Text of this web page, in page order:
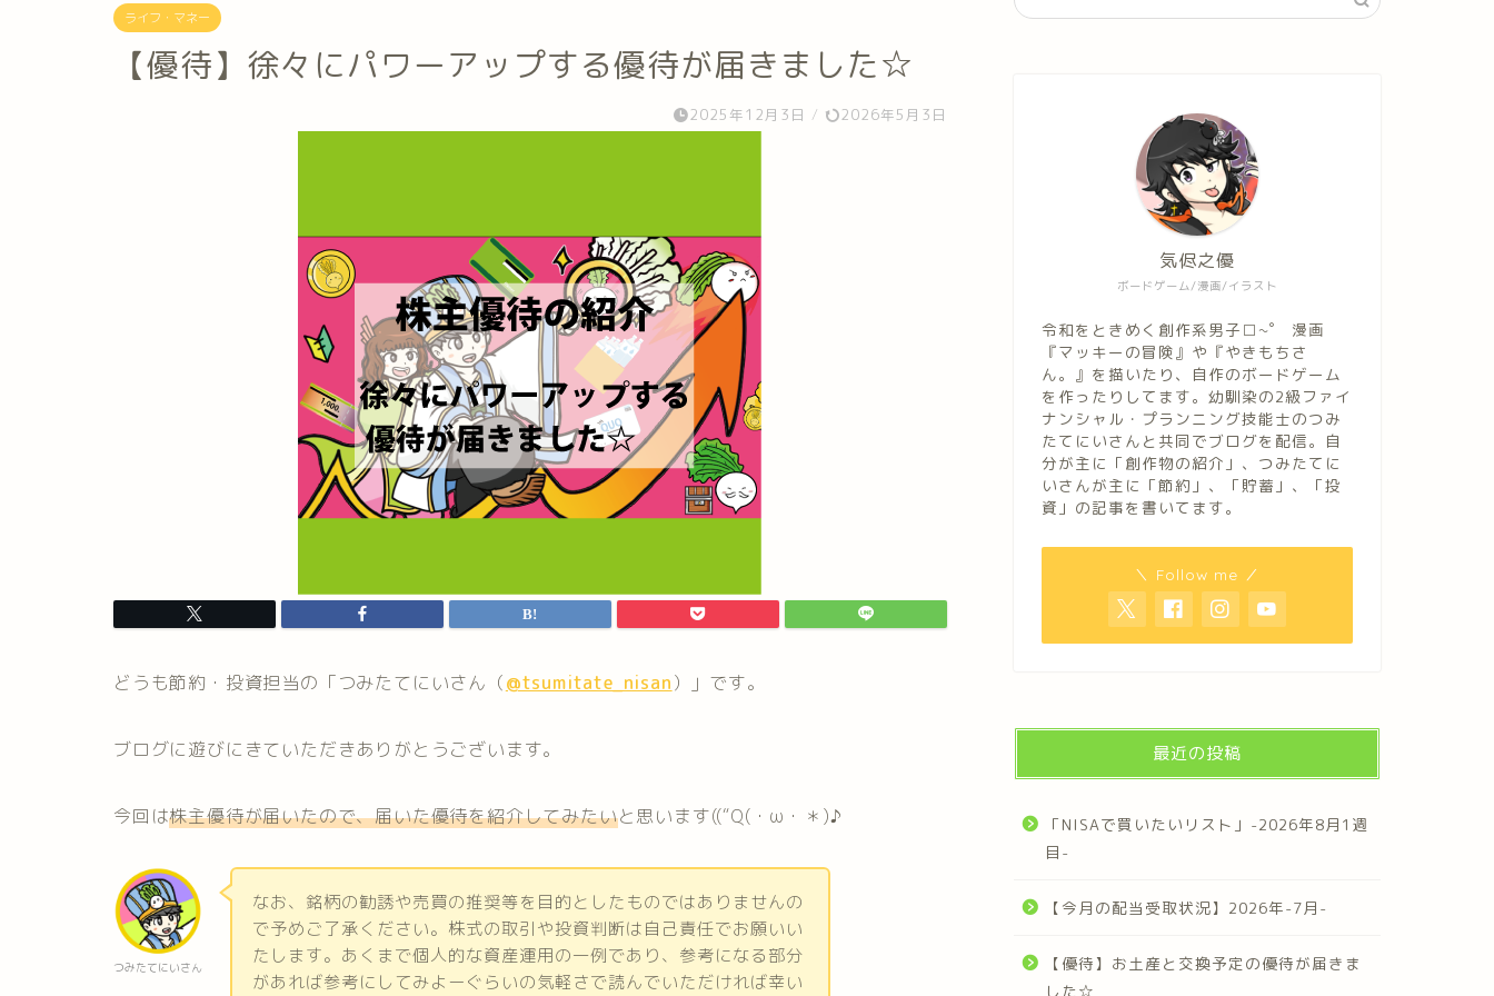
ライフ・マネー
【優待】徐々にパワーアップする優待が届きました☆
2025年12月3日 / 2026年5月3日
どうも節約・投資担当の「つみたてにいさん（@tsumitate_nisan）」です。
ブログに遊びにきていただきありがとうございます。
今回は株主優待が届いたので、届いた優待を紹介してみたいと思います((“Q(・ω・＊)♪
つみたてにいさん
なお、銘柄の勧誘や売買の推奨等を目的としたものではありませんの
で予めご了承ください。株式の取引や投資判断は自己責任でお願いい
たします。あくまで個人的な資産運用の一例であり、参考になる部分
があれば参考にしてみよーぐらいの気軽さで読んでいただければ幸い
ボードゲーム/漫画/イラスト
気侭之優
令和をときめく創作系男子□~゜ 漫画
『マッキーの冒険』や『やきもちさ
ん。』を描いたり、自作のボードゲーム
を作ったりしてます。幼馴染の2級ファイ
ナンシャル・プランニング技能士のつみ
たてにいさんと共同でブログを配信。自
分が主に「創作物の紹介」、つみたてに
いさんが主に「節約」、「貯蓄」、「投
資」の記事を書いてます。
＼ Follow me ／
最近の投稿
「NISAで買いたいリスト」-2026年8月1週
目-
【今月の配当受取状況】2026年-7月-
【優待】お土産と交換予定の優待が届きま
した☆